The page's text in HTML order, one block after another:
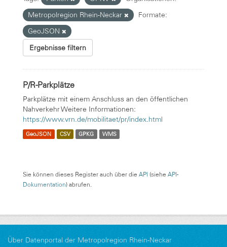
Metropolregion Rhein-Neckar
Formate:
GeoJSON
Ergebnisse filtern
P/R-Parkplätze
Parkplätze mit einem Anschluss an den öffentlichen
Nahverkehr Weitere Informationen:
https://www.vrn.de/mobilitaet/pr/index.html
GeoJSON CSV GPKG WMS
Sie können dieses Register auch über die API (siehe API-
Dokumentation) abrufen.
Über Datenportal der Metropolregion Rhein-Neckar